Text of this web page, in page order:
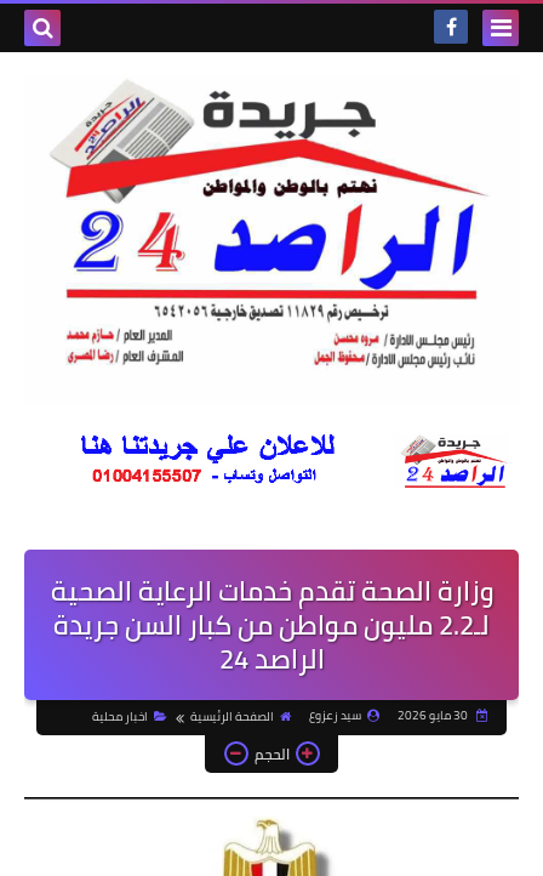
وزارة الصحة تقدم خدمات الرعاية الصحية
لـ2.2 مليون مواطن من كبار السن جريدة
الراصد 24
30 مايو 2026 سيد زعزوع الصفحة الرئيسية اخبار محلية
الحجم